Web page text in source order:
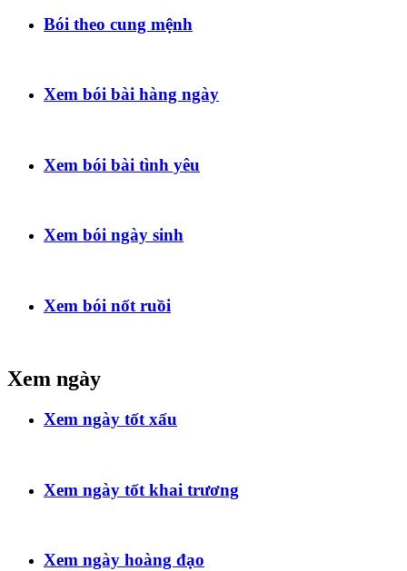
Bói theo cung mệnh
Xem bói bài hàng ngày
Xem bói bài tình yêu
Xem bói ngày sinh
Xem bói nốt ruồi
Xem ngày
Xem ngày tốt xấu
Xem ngày tốt khai trương
Xem ngày hoàng đạo